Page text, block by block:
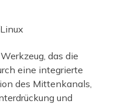
das die
eine integrierte
des Mittenkanals,
und